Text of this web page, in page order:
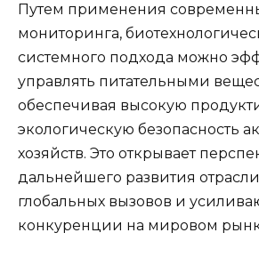
Путем применения
мониторинга,
системного подхода можно
управлять питательными
обеспечивая высокую
экологическую безопасность
хозяйств. Это открывает
дальнейшего развития
глобальных вызовов и
конкуренции на мировом